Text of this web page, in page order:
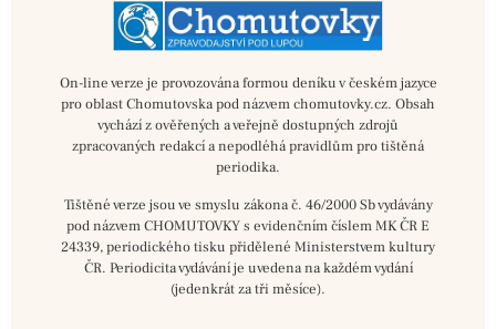
On-line verze je provozována formou deníku v českém jazyce
pro oblast Chomutovska pod názvem chomutovky.cz. Obsah
vychází z ověřených a veřejně dostupných zdrojů
zpracovaných redakcí a nepodléhá pravidlům pro tištěná
periodika.
Tištěné verze jsou ve smyslu zákona č. 46/2000 Sb vydávány
pod názvem CHOMUTOVKY s evidenčním číslem MK ČR E
24339, periodického tisku přidělené Ministerstvem kultury
ČR. Periodicita vydávání je uvedena na každém vydání
(jedenkrát za tři měsíce).